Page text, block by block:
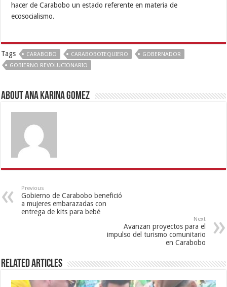
hacer de Carabobo un estado referente en materia de
ecosocialismo.
Tags CARABOBO CARABOBOTEQUIERO
GOBERNADOR
GOBIERNO REVOLUCIONARIO
About Ana Karina Gomez
Previous
Gobierno de Carabobo benefició
a mujeres embarazadas con
entrega de kits para bebé
Next
Avanzan proyectos para el
impulso del turismo comunitario
en Carabobo
Related Articles